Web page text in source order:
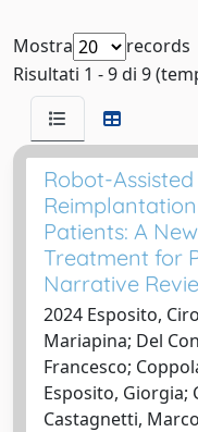
Mostra
records
Risultati 1 - 9 di 9
Robot-
Patients: A
Treatment for
Narrative
2024 Esposito,
Mariapina; Del
Francesco;
Esposito, Giorgia;
Castagnetti,